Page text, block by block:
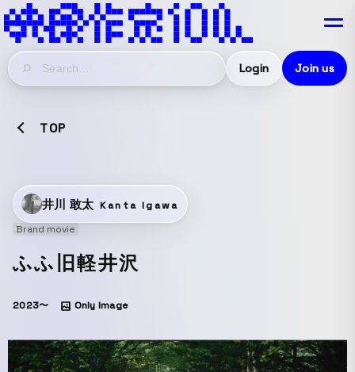
Login Join us
TOP
井川 敢太 Kanta Igawa
Brand movie
ふふ旧軽井沢
2023〜 Only Image